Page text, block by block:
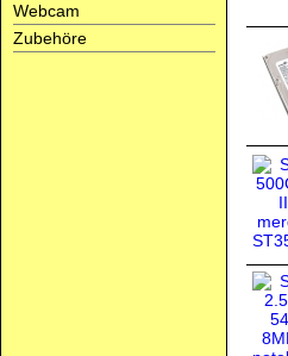
Webcam
Zubehöre